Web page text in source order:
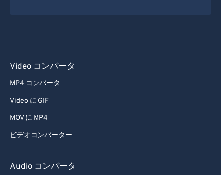
Video コンバータ
MP4 コンバータ
Video に GIF
MOV に MP4
ビデオコンバーター
Audio コンバータ